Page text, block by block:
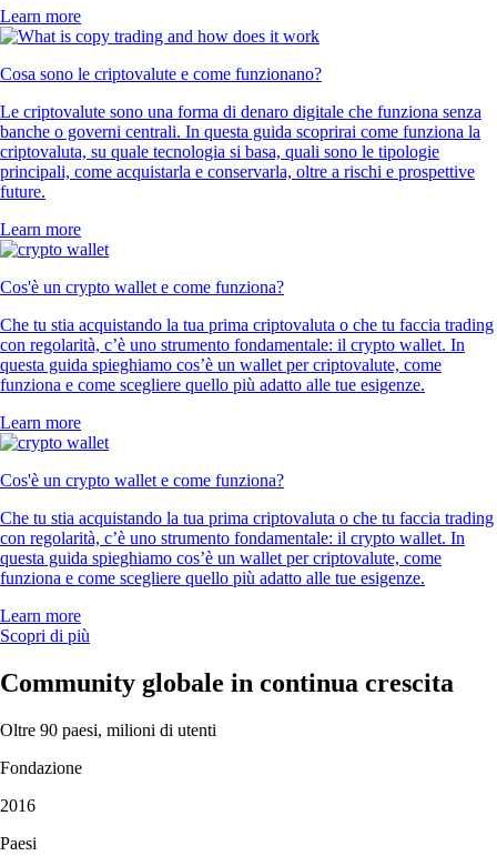
Learn more
Cosa sono le criptovalute e come funzionano?
Le criptovalute sono una forma di denaro digitale che funziona senza
banche o governi centrali. In questa guida scoprirai come funziona la
criptovaluta, su quale tecnologia si basa, quali sono le tipologie
principali, come acquistarla e conservarla, oltre a rischi e prospettive
future.
Learn more
Cos'è un crypto wallet e come funziona?
Che tu stia acquistando la tua prima criptovaluta o che tu faccia trading
con regolarità, c’è uno strumento fondamentale: il crypto wallet. In
questa guida spieghiamo cos’è un wallet per criptovalute, come
funziona e come scegliere quello più adatto alle tue esigenze.
Learn more
Cos'è un crypto wallet e come funziona?
Che tu stia acquistando la tua prima criptovaluta o che tu faccia trading
con regolarità, c’è uno strumento fondamentale: il crypto wallet. In
questa guida spieghiamo cos’è un wallet per criptovalute, come
funziona e come scegliere quello più adatto alle tue esigenze.
Learn more
Scopri di più
Community globale in continua crescita
Oltre 90 paesi, milioni di utenti
Fondazione
2016
Paesi